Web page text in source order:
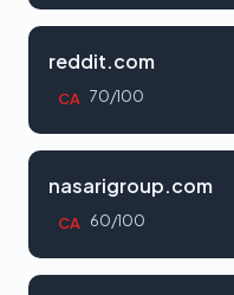
reddit.com
CA 70/100
nasarigroup.com
CA 60/100